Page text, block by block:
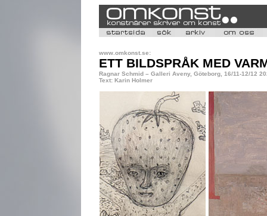
www.omkonst.se:
ETT BILDSPRÅK MED
Ragnar Schmid – Galleri Aveny, Göteborg, 16/11-12/12
Text: Karin Holmer